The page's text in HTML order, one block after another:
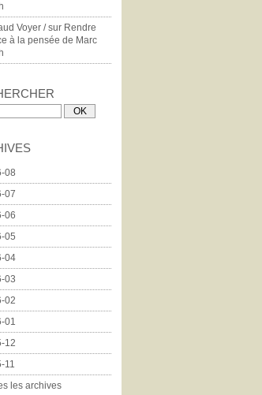
Voyer /sur Rendre
à la pensée de Marc
08
07
06
05
04
03
02
01
12
11
les archives